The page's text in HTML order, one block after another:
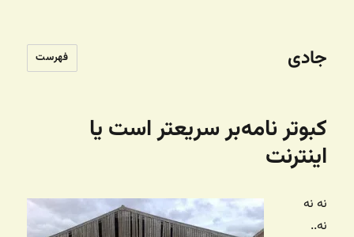
جادی فهرست
کبوتر نامه‌بر سریعتر است یا
اینترنت
نه نه
نه..